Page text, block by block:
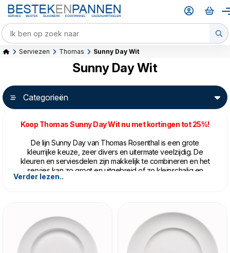
Serviezen Thomas Sunny Day Wit
Sunny Day Wit
Categorieën
Koop Thomas Sunny Day Wit nu met kortingen tot 25%!
De lijn Sunny Day van Thomas Rosenthal is een grote
kleurrijke keuze, zeer divers en uitermate veelzijdig. De
kleuren en serviesdelen zijn makkelijk te combineren en het
servies kan zo groot en uitgebreid of zo kleinschalig en
eenvoudig worden gemaakt waar nodig. De vele kleuren
Thomas Sunny Day is gemaakt van Porselein en is
vaatwasser- en magnetronbestendig.
Verder lezen..